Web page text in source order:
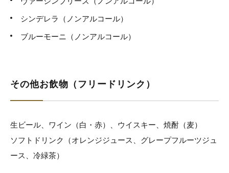
シンデレラ（ノンアルコール）
ブルーモーニ（ノンアルコール）
その他お飲物（フリードリンク）
生ビール、ワイン（白・赤）、ウイスキー、焼酎（麦）
ソフトドリンク（オレンジジュース、グレープフルーツジュ
ース、冷緑茶）